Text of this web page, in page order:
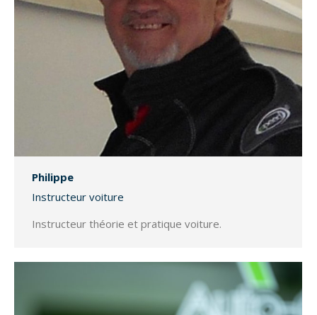
Philippe
Instructeur voiture
Instructeur théorie et pratique voiture.